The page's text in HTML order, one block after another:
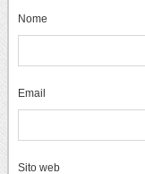
Nome
Email
Sito web